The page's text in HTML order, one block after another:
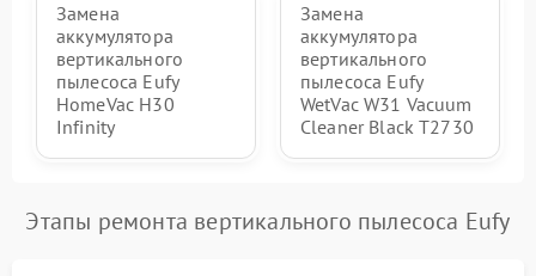
Замена
аккумулятора
вертикального
пылесоса Eufy
HomeVac H30
Infinity
Замена
аккумулятора
вертикального
пылесоса Eufy
WetVac W31 Vacuum
Cleaner Black T2730
Этапы ремонта вертикального пылесоса Eufy